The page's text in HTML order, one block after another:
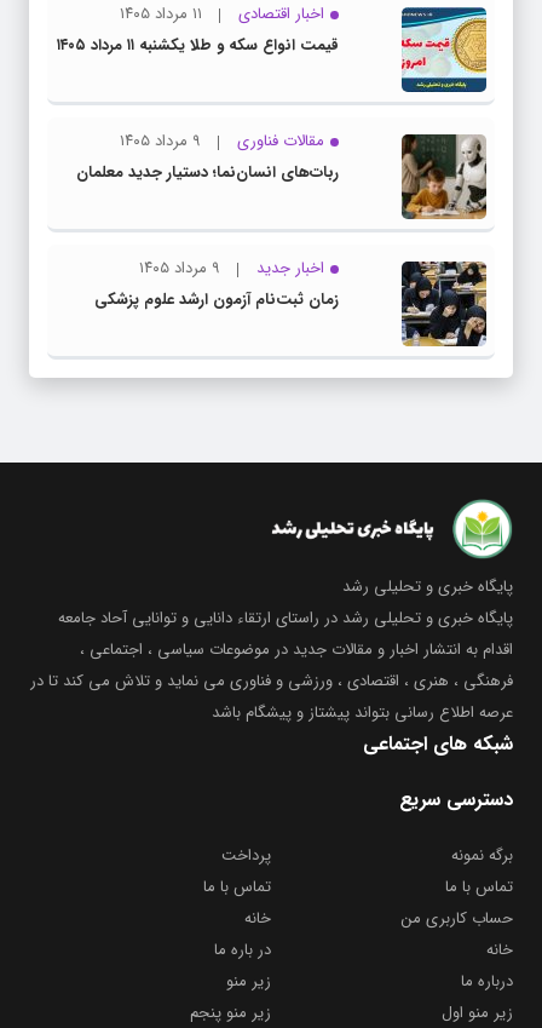
اخبار اقتصادی
۱۱ مرداد ۱۴۰۵
قیمت انواع سکه و طلا یکشنبه ۱۱ مرداد ۱۴۰۵
مقالات فناوری
۹ مرداد ۱۴۰۵
ربات‌های انسان‌نما؛ دستیار جدید معلمان
اخبار جدید
۹ مرداد ۱۴۰۵
زمان ثبت‌نام آزمون ارشد علوم پزشکی
پایگاه خبری و تحلیلی رشد
پایگاه خبری و تحلیلی رشد در راستای ارتقاء دانایی و توانایی آحاد جامعه
اقدام به انتشار اخبار و مقالات جدید در موضوعات سیاسی ، اجتماعی ،
فرهنگی ، هنری ، اقتصادی ، ورزشی و فناوری می نماید و تلاش می کند تا در
عرصه اطلاع رسانی بتواند پیشتاز و پیشگام باشد
شبکه های اجتماعی
دسترسی سریع
برگه نمونه
پرداخت
تماس با ما
تماس با ما
حساب کاربری من
خانه
خانه
در باره ما
درباره ما
زیر منو
زیر منو اول
زیر منو پنجم